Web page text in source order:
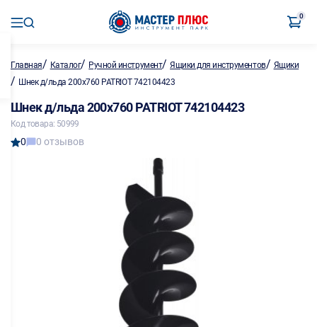
0
Главная/ Каталог/ Ручной инструмент/Ящики для инструментов/ Ящики
/ Шнек д/льда 200х760 PATRIOT 742104423
Шнек д/льда 200х760 PATRIOT 742104423
Код товара: 50999
0 0 отзывов